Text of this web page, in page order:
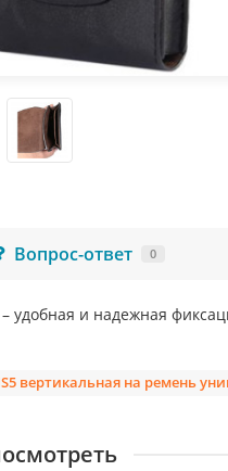
Вопрос-ответ 0
удобная и надежная
вертикальная на ремень